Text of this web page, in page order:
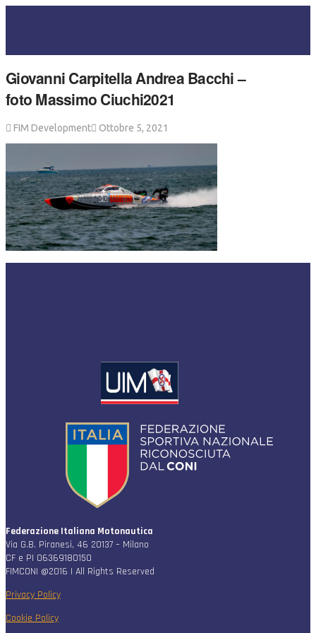
Giovanni Carpitella Andrea Bacchi –
foto Massimo Ciuchi2021
FIM Development Ottobre 5, 2021
Federazione Italiana Motonautica
Via G.B. Piranesi, 46 20137 – Milano
CF e PI 06369180150
FIMCONI @2016 | All Rights Reserved
Privacy Policy
Cookie Policy